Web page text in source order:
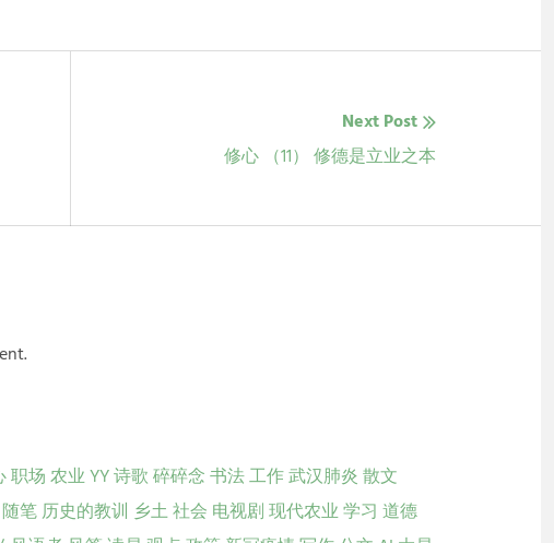
Next Post
Next
修心 （11） 修德是立业之本
职场农业YY诗歌碎碎念书法工作武汉肺炎散文
随笔历史的教训 乡土社会 电视剧现代农业学习 道德